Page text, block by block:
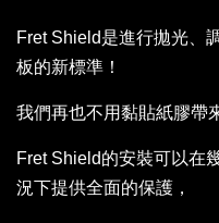
Fret Shield是進行拋光、
板的新標準！
我們再也不用黏貼紙膠帶
Fret Shield的安裝可以在
況下提供全面的保護，